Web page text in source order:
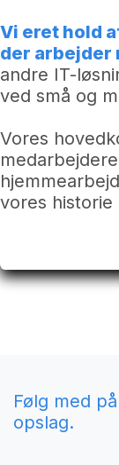
Vi eret hold
der arbejder
andre IT-
ved små og
Vores
vores historie
Følg med
opslag.